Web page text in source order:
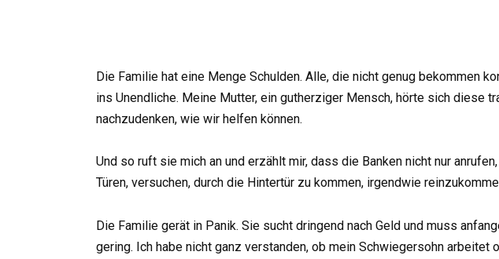
Die Familie hat eine Menge Schulden. Alle, die nicht genug bekommen
ins Unendliche. Meine Mutter, ein gutherziger Mensch, hörte sich diese
nachzudenken, wie wir helfen können.
Und so ruft sie mich an und erzählt mir, dass die Banken nicht nur
Türen, versuchen, durch die Hintertür zu kommen, irgendwie
Die Familie gerät in Panik. Sie sucht dringend nach Geld und muss
gering. Ich habe nicht ganz verstanden, ob mein Schwiegersohn arbeitet